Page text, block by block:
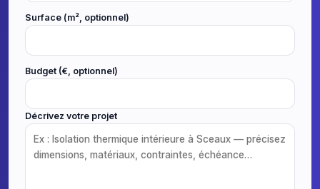
Surface (m², optionnel)
Budget (€, optionnel)
Décrivez votre projet